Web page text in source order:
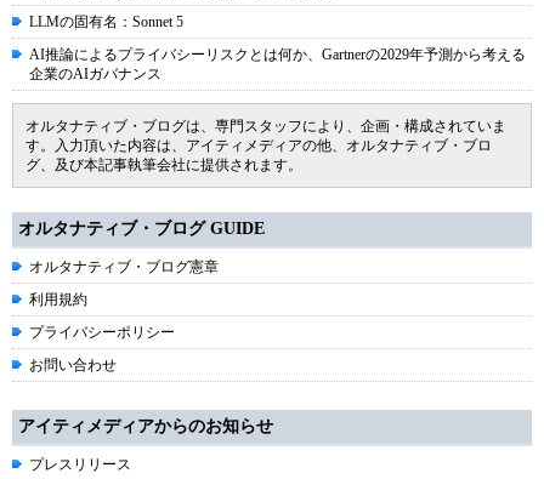
LLMの固有名：Sonnet 5
AI推論によるプライバシーリスクとは何か、Gartnerの2029年予測から考える
企業のAIガバナンス
オルタナティブ・ブログは、専門スタッフにより、企画・構成されていま
す。入力頂いた内容は、アイティメディアの他、オルタナティブ・ブロ
グ、及び本記事執筆会社に提供されます。
オルタナティブ・ブログ GUIDE
オルタナティブ・ブログ憲章
利用規約
プライバシーポリシー
お問い合わせ
アイティメディアからのお知らせ
プレスリリース